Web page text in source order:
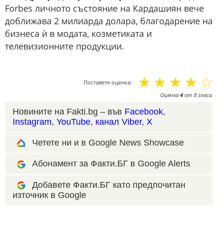
Forbes личното състояние на Кардашиян вече
доближава 2 милиарда долара, благодарение на
бизнеса ѝ в модата, козметиката и
телевизионните продукции.
Поставете оценка: ☆
☆
☆
☆
☆
Оценка 4 от 8 гласа.
Новините на Fakti.bg – във Facebook,
Instagram, YouTube, канал Viber, X
Четете ни и в Google News Showcase
Абонамент за Факти.БГ в Google Alerts
Добавете Факти.БГ като предпочитан
източник в Google